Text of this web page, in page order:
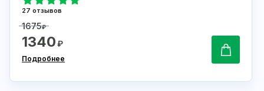
27 отзывов
1675₽
1340₽
Подробнее